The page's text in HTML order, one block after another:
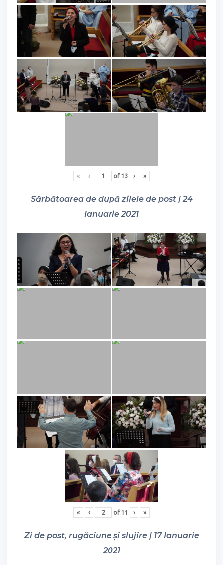
« ‹ of 13 › »
Sărbătoarea de după zilele de post | 24
Ianuarie 2021
« ‹ of 11 › »
Zi de post, rugăciune și slujire | 17 Ianuarie
2021